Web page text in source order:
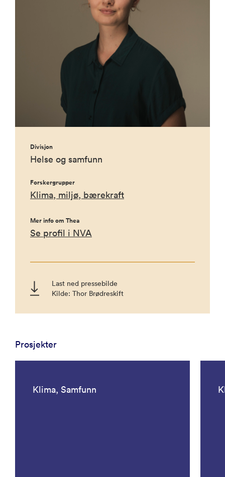
Divisjon
Helse og samfunn
Forskergrupper
Klima, miljø, bærekraft
Mer info om Thea
Se profil i NVA
Last ned pressebilde
Kilde: Thor Brødreskift
Prosjekter
Klima, Samfunn